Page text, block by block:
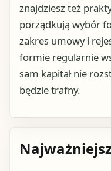
znajdziesz też
porządkują wybór
zakres umowy i
formie regularnie
sam kapitał nie
będzie trafny.